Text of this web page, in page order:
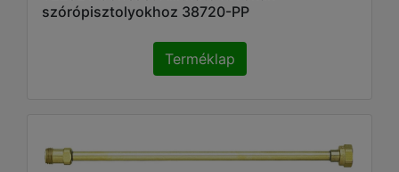
szórópisztolyokhoz 38720-PP
Terméklap